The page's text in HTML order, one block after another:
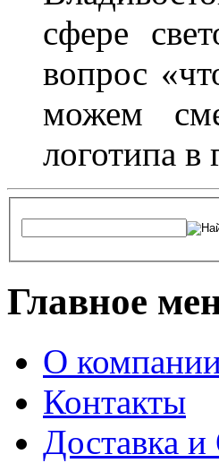
сфере
вопрос
можем
логотипа в
Главное
О
Контакты
Доставка и